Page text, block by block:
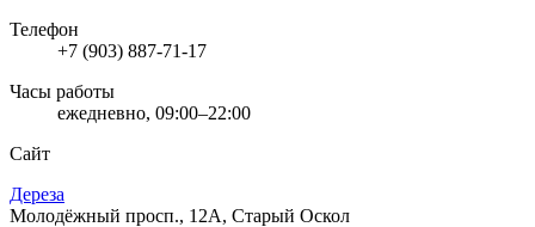
Телефон
+7 (903) 887-71-17
Часы работы
ежедневно, 09:00–22:00
Сайт
Дереза
Молодёжный просп., 12А, Старый Оскол